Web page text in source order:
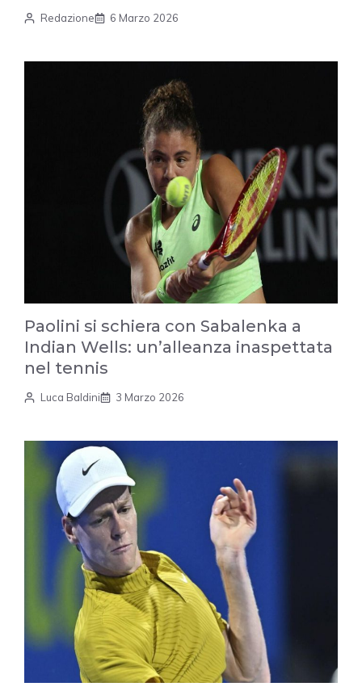
Redazione 6 Marzo 2026
Paolini si schiera con Sabalenka a
Indian Wells: un’alleanza inaspettata
nel tennis
Luca Baldini 3 Marzo 2026